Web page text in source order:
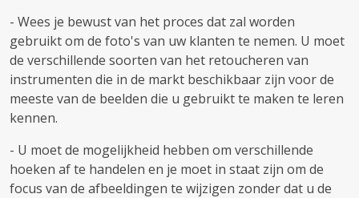
- Wees je bewust van het proces dat zal worden
gebruikt om de foto's van uw klanten te nemen. U moet
de verschillende soorten van het retoucheren van
instrumenten die in de markt beschikbaar zijn voor de
meeste van de beelden die u gebruikt te maken te leren
kennen.
- U moet de mogelijkheid hebben om verschillende
hoeken af ​​te handelen en je moet in staat zijn om de
focus van de afbeeldingen te wijzigen zonder dat u de